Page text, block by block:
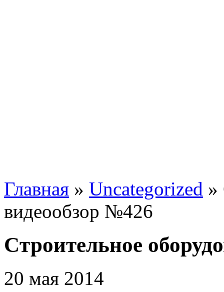
Главная » Uncategorized »
видеообзор №426
Cтроительное
20 мая 2014